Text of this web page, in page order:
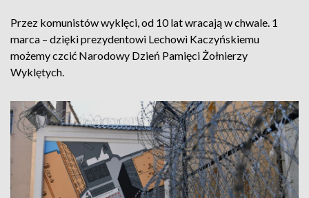
Przez komunistów wyklęci, od 10 lat wracają w chwale. 1
marca – dzięki prezydentowi Lechowi Kaczyńskiemu
możemy czcić Narodowy Dzień Pamięci Żołnierzy
Wyklętych.